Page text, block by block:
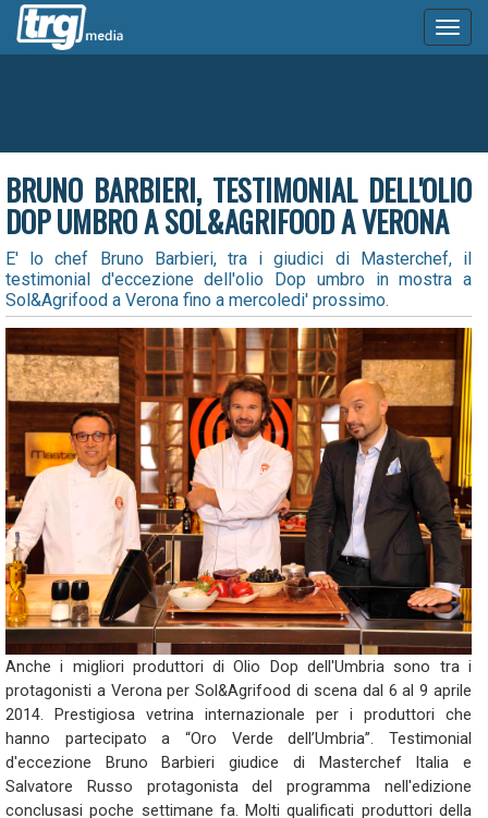
BRUNO BARBIERI, TESTIMONIAL DELL'OLIO
DOP UMBRO A SOL&AGRIFOOD A VERONA
E' lo chef Bruno Barbieri, tra i giudici di Masterchef, il
testimonial d'eccezione dell'olio Dop umbro in mostra a
Sol&Agrifood a Verona fino a mercoledi' prossimo.
Anche i migliori produttori di Olio Dop dell'Umbria sono tra i
protagonisti a Verona per Sol&Agrifood di scena dal 6 al 9 aprile
2014. Prestigiosa vetrina internazionale per i produttori che
hanno partecipato a “Oro Verde dell’Umbria”. Testimonial
d'eccezione Bruno Barbieri giudice di Masterchef Italia e
Salvatore Russo protagonista del programma nell'edizione
conclusasi poche settimane fa. Molti qualificati produttori della